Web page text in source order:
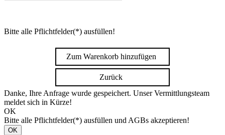
Bitte alle Pflichtfelder(*) ausfüllen!
Zum Warenkorb hinzufügen
Zurück
Danke, Ihre Anfrage wurde gespeichert. Unser Vermittlungsteam
meldet sich in Kürze!
OK
Bitte alle Pflichtfelder(*) ausfüllen und AGBs akzeptieren!
OK